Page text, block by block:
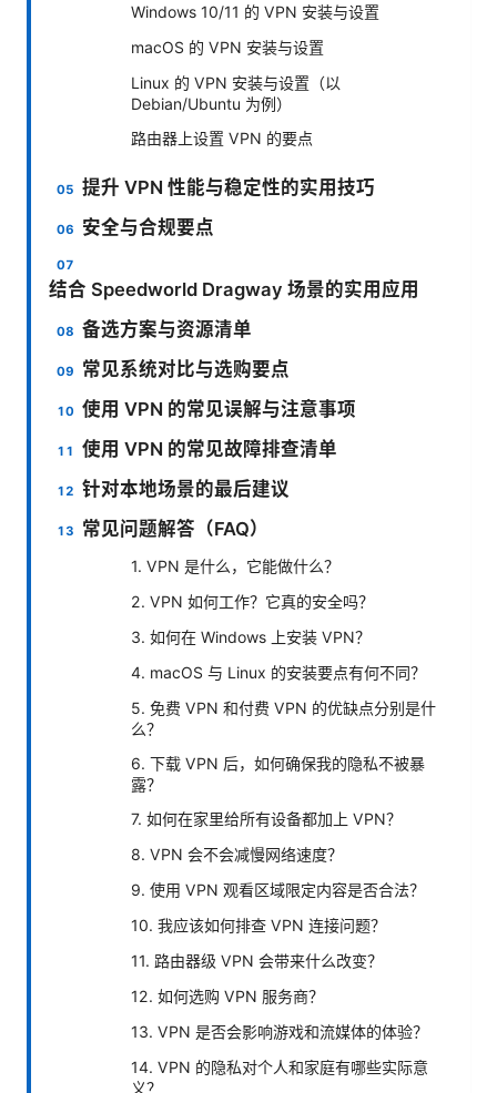
Windows 10/11 的 VPN 安装与设置
macOS 的 VPN 安装与设置
Linux 的 VPN 安装与设置（以
Debian/Ubuntu 为例）
路由器上设置 VPN 的要点
提升 VPN 性能与稳定性的实用技巧
安全与合规要点
结合 Speedworld Dragway 场景的实用应用
备选方案与资源清单
常见系统对比与选购要点
使用 VPN 的常见误解与注意事项
使用 VPN 的常见故障排查清单
针对本地场景的最后建议
常见问题解答（FAQ）
1. VPN 是什么，它能做什么？
2. VPN 如何工作？它真的安全吗？
3. 如何在 Windows 上安装 VPN？
4. macOS 与 Linux 的安装要点有何不同？
5. 免费 VPN 和付费 VPN 的优缺点分别是什
么？
6. 下载 VPN 后，如何确保我的隐私不被暴
露？
7. 如何在家里给所有设备都加上 VPN？
8. VPN 会不会减慢网络速度？
9. 使用 VPN 观看区域限定内容是否合法？
10. 我应该如何排查 VPN 连接问题？
11. 路由器级 VPN 会带来什么改变？
12. 如何选购 VPN 服务商？
13. VPN 是否会影响游戏和流媒体的体验？
14. VPN 的隐私对个人和家庭有哪些实际意
义？